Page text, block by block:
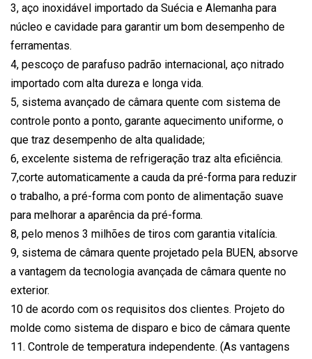
3, aço inoxidável importado da Suécia e Alemanha para
núcleo e cavidade para garantir um bom desempenho de
ferramentas.
4, pescoço de parafuso padrão internacional, aço nitrado
importado com alta dureza e longa vida.
5, sistema avançado de câmara quente com sistema de
controle ponto a ponto, garante aquecimento uniforme, o
que traz desempenho de alta qualidade;
6, excelente sistema de refrigeração traz alta eficiência.
7,corte automaticamente a cauda da pré-forma para reduzir
o trabalho, a pré-forma com ponto de alimentação suave
para melhorar a aparência da pré-forma.
8, pelo menos 3 milhões de tiros com garantia vitalícia.
9, sistema de câmara quente projetado pela BUEN, absorve
a vantagem da tecnologia avançada de câmara quente no
exterior.
10 de acordo com os requisitos dos clientes. Projeto do
molde como sistema de disparo e bico de câmara quente
11. Controle de temperatura independente. (As vantagens